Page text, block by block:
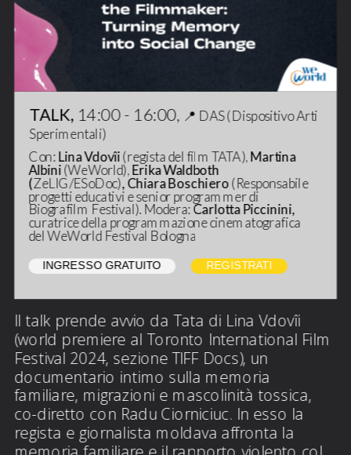
REGISTRATI
INGRESSO GRATUITO
INGRESSO GRATUITO
TALK, 14:00 - 16:00, 📍 DAS (Dispositivo Arti
Sperimentali)
Con: Lina Vdovîi (registadel film TATA),Martina
Albini (WeWorld), Erika Waldboth
(ZeLIG/ESoDoc), Chiara Boschiero (Responsabile
progetti educativi e senior programmer di
Biografilm Festival). Modera:
curatrice della programmazione cinematografica
del WeWorld Festival Bologna
Il talk prende avvio da Tata di Lina Vdovîi
(world premiere al Toronto International Film
Festival 2024, sezione TIFF Docs), un
documentario intimo sulla memoria
familiare, migrazioni e mascolinità tossica,
co-diretto con Radu Ciorniciuc. In esso la
regista e giornalista moldava affronta la